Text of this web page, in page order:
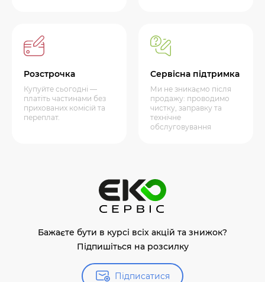
Розстрочка
Купуйте сьогодні —
платіть частинами без
прихованих комісій та
переплат.
Сервісна підтримка
Ми не зникаємо після
продажу: проводимо
чистку, заправку та
технічне
обслуговування
Бажаєте бути в курсі всіх акцій та знижок?
Підпишіться на розсилку
Підписатися